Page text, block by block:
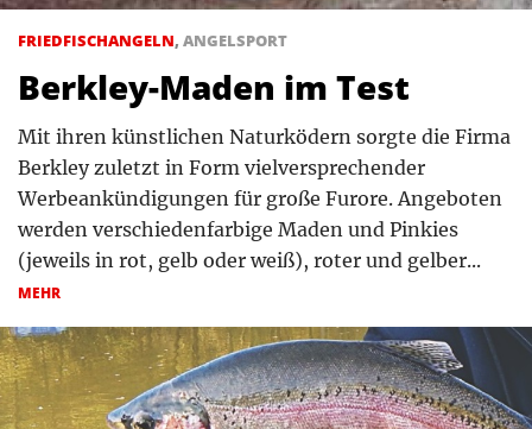
FRIEDFISCHANGELN, ANGELSPORT
Berkley-Maden im Test
Mit ihren künstlichen Naturködern sorgte die Firma
Berkley zuletzt in Form vielversprechender
Werbeankündigungen für große Furore. Angeboten
werden verschiedenfarbige Maden und Pinkies
(jeweils in rot, gelb oder weiß), roter und gelber...
MEHR